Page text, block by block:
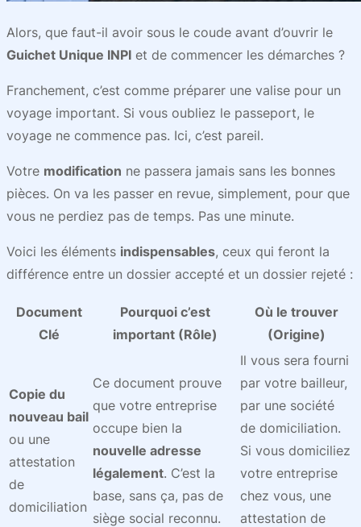
Alors, que faut-il avoir sous le coude avant d’ouvrir le
Guichet Unique INPI et de commencer les démarches ?
Franchement, c’est comme préparer une valise pour un
voyage important. Si vous oubliez le passeport, le
voyage ne commence pas. Ici, c’est pareil.
Votre modification ne passera jamais sans les bonnes
pièces. On va les passer en revue, simplement, pour que
vous ne perdiez pas de temps. Pas une minute.
Voici les éléments indispensables, ceux qui feront la
différence entre un dossier accepté et un dossier rejeté :
Document
Clé
Pourquoi c’est
important (Rôle)
Où le trouver
(Origine)
Copie du
nouveau bail
ou une
attestation
de
domiciliation
Ce document prouve
que votre entreprise
occupe bien la
nouvelle adresse
légalement. C’est la
base, sans ça, pas de
siège social reconnu.
Il vous sera fourni
par votre bailleur,
par une société
de domiciliation.
Si vous domiciliez
votre entreprise
chez vous, une
attestation de